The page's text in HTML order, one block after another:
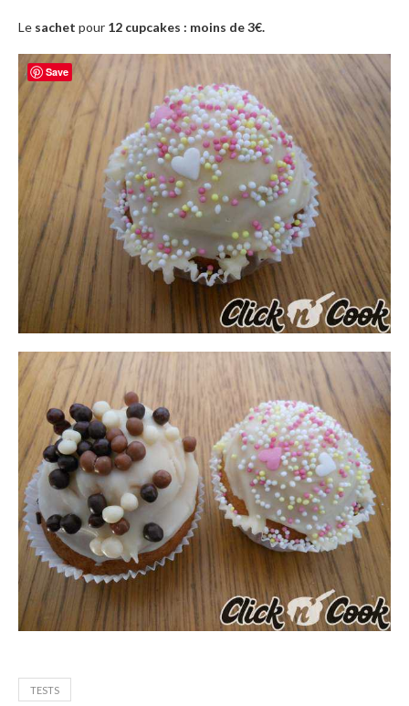
Le sachet pour 12 cupcakes : moins de 3€.
TESTS
Save